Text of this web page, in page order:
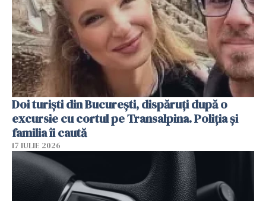
Doi turiști din București, dispăruți după o
excursie cu cortul pe Transalpina. Poliția și
familia îi caută
17 IULIE 2026